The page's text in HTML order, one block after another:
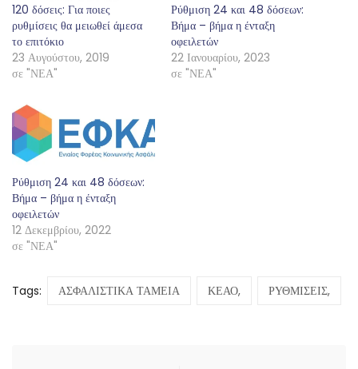
120 δόσεις: Για ποιες
ρυθμίσεις θα μειωθεί άμεσα
το επιτόκιο
23 Αυγούστου, 2019
σε "ΝΕΑ"
Ρύθμιση 24 και 48 δόσεων:
Βήμα – βήμα η ένταξη
οφειλετών
22 Ιανουαρίου, 2023
σε "ΝΕΑ"
Ρύθμιση 24 και 48 δόσεων:
Βήμα – βήμα η ένταξη
οφειλετών
12 Δεκεμβρίου, 2022
σε "ΝΕΑ"
Tags: ΑΣΦΑΛΙΣΤΙΚΑ ΤΑΜΕΙΑ ΚΕΑΟ, ΡΥΘΜΙΣΕΙΣ,